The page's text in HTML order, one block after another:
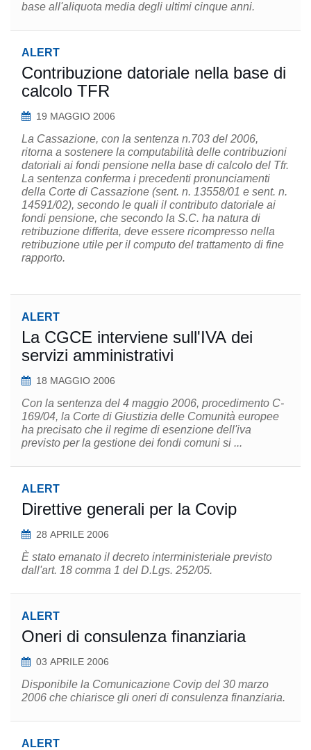
base all'aliquota media degli ultimi cinque anni.
ALERT
Contribuzione datoriale nella base di
calcolo TFR
19 MAGGIO 2006
La Cassazione, con la sentenza n.703 del 2006,
ritorna a sostenere la computabilità delle contribuzioni
datoriali ai fondi pensione nella base di calcolo del Tfr.
La sentenza conferma i precedenti pronunciamenti
della Corte di Cassazione (sent. n. 13558/01 e sent. n.
14591/02), secondo le quali il contributo datoriale ai
fondi pensione, che secondo la S.C. ha natura di
retribuzione differita, deve essere ricompresso nella
retribuzione utile per il computo del trattamento di fine
rapporto.
ALERT
La CGCE interviene sull'IVA dei
servizi amministrativi
18 MAGGIO 2006
Con la sentenza del 4 maggio 2006, procedimento C-
169/04, la Corte di Giustizia delle Comunità europee
ha precisato che il regime di esenzione dell'iva
previsto per la gestione dei fondi comuni si ...
ALERT
Direttive generali per la Covip
28 APRILE 2006
È stato emanato il decreto interministeriale previsto
dall'art. 18 comma 1 del D.Lgs. 252/05.
ALERT
Oneri di consulenza finanziaria
03 APRILE 2006
Disponibile la Comunicazione Covip del 30 marzo
2006 che chiarisce gli oneri di consulenza finanziaria.
ALERT